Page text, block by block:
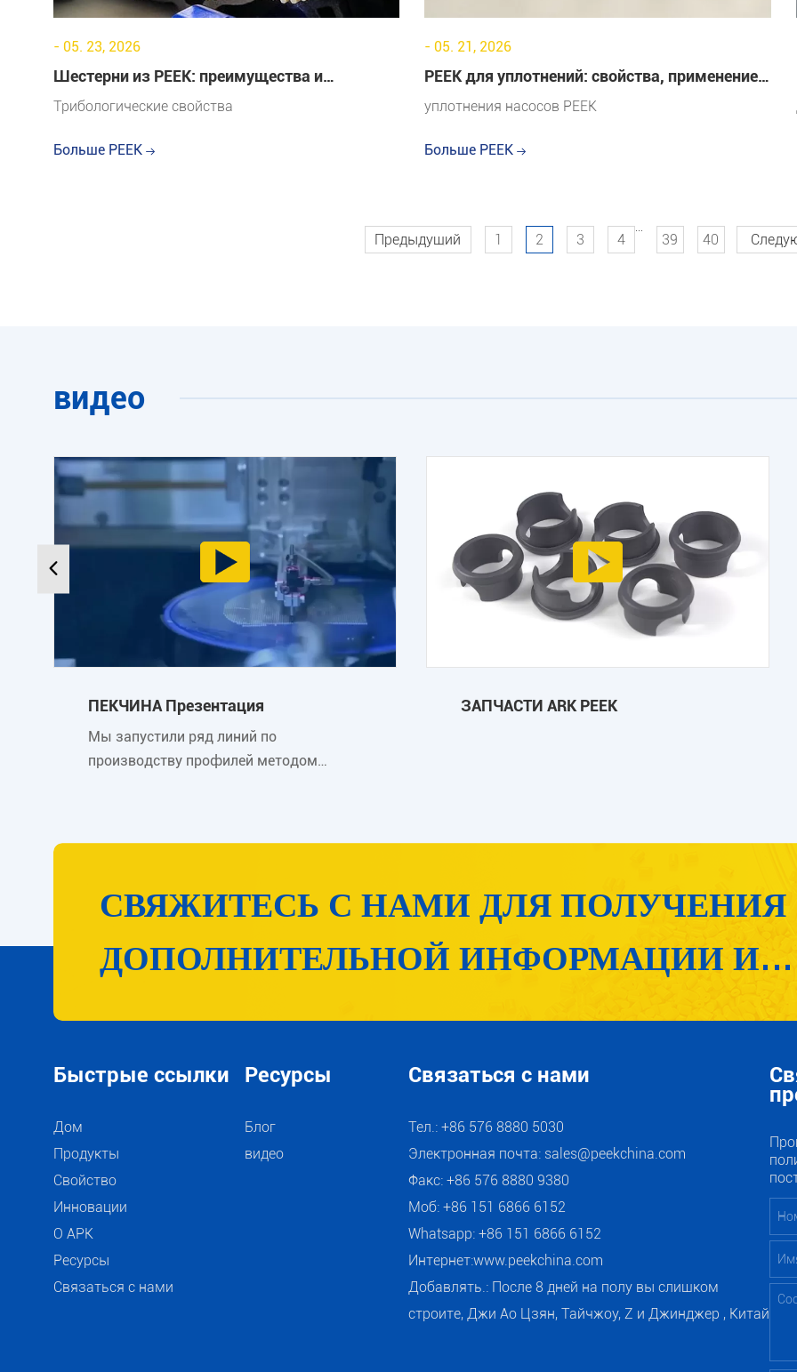
- 05. 23, 2026
Шестерни из PEEK: преимущества и
руководство по повышению
Трибологические свойства
Больше PEEK
- 05. 21, 2026
PEEK для уплотнений: свойства, применение и
преимущества
уплотнения насосов PEEK
Больше PEEK
Предыдущий 1 2 3 4
...
39 40
видео
ПЕКЧИНА Презентация
Мы запустили ряд линий по
производству профилей методом
ЗАПЧАСТИ ARK PEEK
СВЯЖИТЕСЬ С НАМИ ДЛЯ ПОЛУЧЕНИЯ
ДОПОЛНИТЕЛЬНОЙ ИНФОРМАЦИИ И
РЕКОМЕНДАЦИЙ ПО ПРОДУКТАМ И
УСЛУГАМ PEEK
Быстрые ссылки
Дом
Продукты
Свойство
Инновации
О АРК
Ресурсы
Связаться с нами
Ресурсы
Блог
видео
Связаться с нами
Тел.: +86 576 8880 5030
Электронная почта: sales@peekchina.com
Факс: +86 576 8880 9380
Моб: +86 151 6866 6152
Whatsapp:+86 151 6866 6152
Интернет:www.peekchina.com
Добавлять.: После 8 дней на полу вы слишком
строите, Джи Ао Цзян, Тайчжоу, Z и Джинджер , Китай